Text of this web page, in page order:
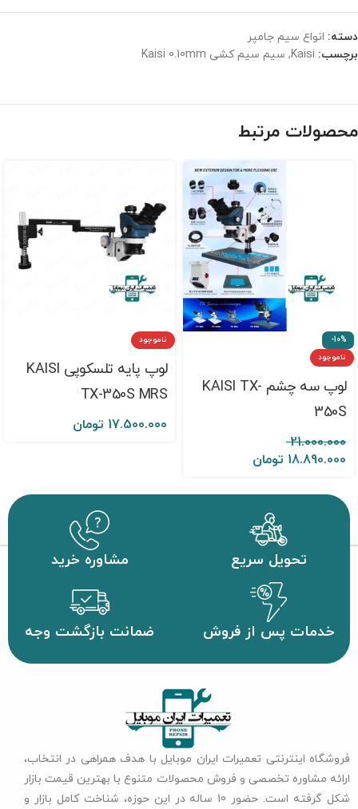
دسته: انواع سیم جامپر
برچسب: Kaisi
, سیم سیم کشی Kaisi 0.10mm
محصولات مرتبط
-10%
ناموجود
لوپ سه چشم KAISI TX-
350S
21.000.000
18.890.000 تومان
ناموجود
لوپ پایه تلسکوپی KAISI
TX-350S MRS
17.500.000 تومان
تحویل سریع مشاوره خرید
خدمات پس از فروش ضمانت بازگشت وجه
فروشگاه اینترنتی تعمیرات ایران موبایل با هدف همراهی در انتخاب،
ارائه مشاوره تخصصی و فروش محصولات متنوع با بهترین قیمت بازار
شکل گرفته است. حضور 10 ساله در این حوزه، شناخت کامل بازار و